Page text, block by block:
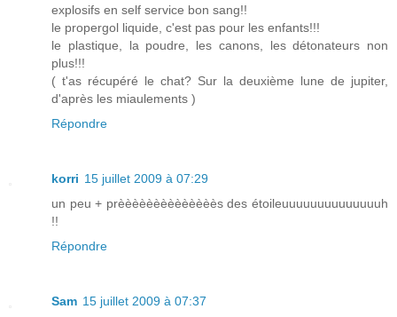
explosifs en self service bon sang!!
le propergol liquide, c'est pas pour les enfants!!!
le plastique, la poudre, les canons, les détonateurs non
plus!!!
( t'as récupéré le chat? Sur la deuxième lune de jupiter,
d'après les miaulements )
Répondre
korri 15 juillet 2009 à 07:29
un peu + prèèèèèèèèèèèèèès des étoileuuuuuuuuuuuuuuh
!!
Répondre
Sam 15 juillet 2009 à 07:37